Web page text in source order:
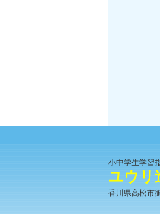
小中学生学習
ユウリ
香川県高松市